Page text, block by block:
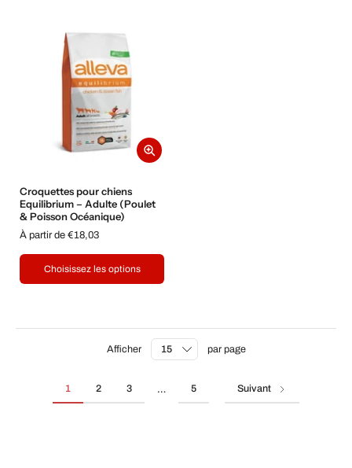
Croquettes pour chiens
Equilibrium – Adulte (Poulet
& Poisson Océanique)
À partir de €18,03
Choisissez les options
1 2 3 … 5 Suivant
Afficher par page